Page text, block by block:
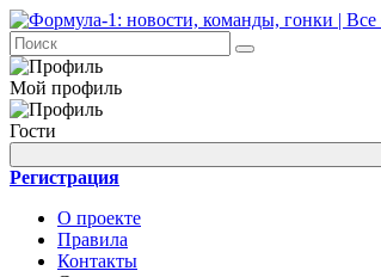
Мой профиль
Гости
Регистрация
О проекте
Правила
Контакты